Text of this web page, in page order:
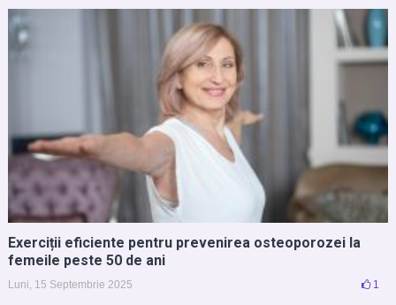
Exerciții eficiente pentru prevenirea osteoporozei la
femeile peste 50 de ani
Luni, 15 Septembrie 2025 1